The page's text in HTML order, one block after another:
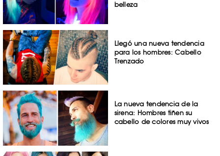
belleza
Llegó una nueva tendencia
para los hombres: Cabello
Trenzado
La nueva tendencia de la
sirena: Hombres tiñen su
cabello de colores muy vivos